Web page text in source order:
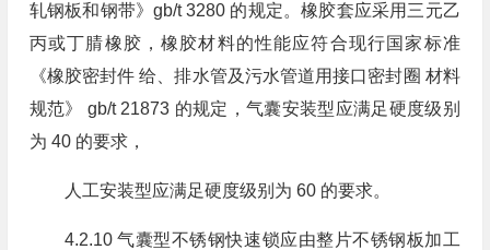
轧钢板和钢带》gb/t 3280 的规定。橡胶套应采用三元乙
丙或丁腈橡胶，橡胶材料的性能应符合现行国家标准
《橡胶密封件 给、排水管及污水管道用接口密封圈 材料
规范》 gb/t 21873 的规定，气囊安装型应满足硬度级别
为 40 的要求，
人工安装型应满足硬度级别为 60 的要求。
4.2.10 气囊型不锈钢快速锁应由整片不锈钢板加工